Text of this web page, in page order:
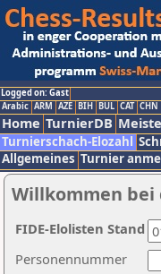
Logged on: Gast
Arabic ARM AZE BIH BUL CAT CHN
Home TurnierDB
Turnierschach-Elozahl
Allgemeines Turnier
Willkommen bei
Personennummer
FIDE-Elolisten Stand